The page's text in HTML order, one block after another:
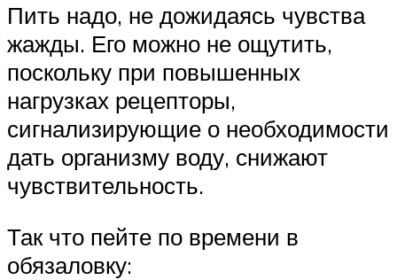
Пить надо, не дожидаясь чувства
жажды. Его можно не ощутить,
поскольку при повышенных
нагрузках рецепторы,
сигнализирующие о необходимости
дать организму воду, снижают
чувствительность.
Так что пейте по времени в
обязаловку: